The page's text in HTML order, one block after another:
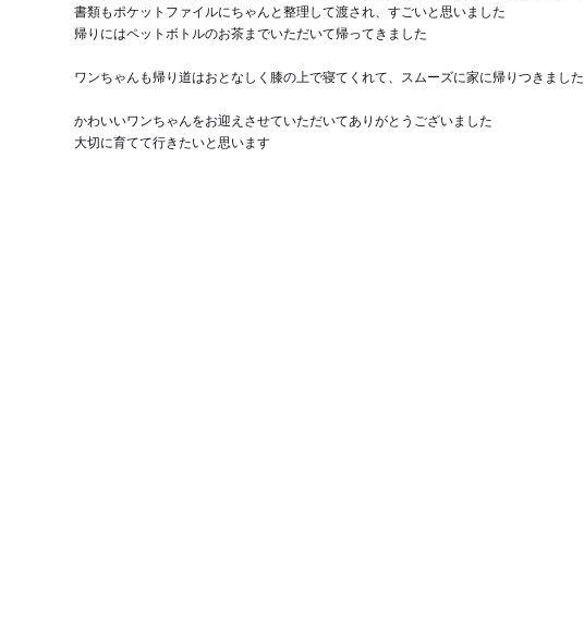
書類もポケットファイルにちゃんと整理して渡され、すごいと思いました
帰りにはペットボトルのお茶までいただいて帰ってきました
ワンちゃんも帰り道はおとなしく膝の上で寝てくれて、スムーズに家に帰りつきました
かわいいワンちゃんをお迎えさせていただいてありがとうございました
大切に育てて行きたいと思います